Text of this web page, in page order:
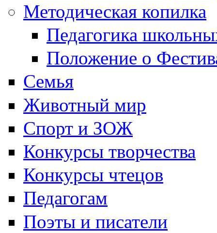
Методическая копилка
Педагогика
Положение о
Семья
Животный мир
Спорт и ЗОЖ
Конкурсы творчества
Конкурсы чтецов
Педагогам
Поэты и писатели